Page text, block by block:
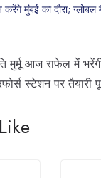
मुंबई का दौरा;
मुर्मू आज राफेल में
स्टेशन पर तैयारी